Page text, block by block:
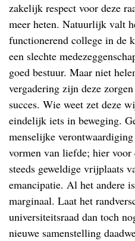
zakelijk respect voor deze
meer heten. Natuurlijk valt
functionerend college in de
een slechte
goed bestuur. Maar niet
vergadering zijn deze
succes. Wie weet zet deze
eindelijk iets in beweging.
menselijke
vormen van liefde; hier
steeds geweldige vrijplaats
emancipatie. Al het andere
marginaal. Laat het
universiteitsraad dan toch
nieuwe samenstelling